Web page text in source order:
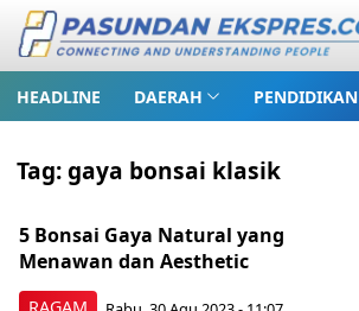
HEADLINE DAERAH PENDIDIKAN
Tag:gaya bonsai klasik
5 Bonsai Gaya Natural yang
Menawan dan Aesthetic